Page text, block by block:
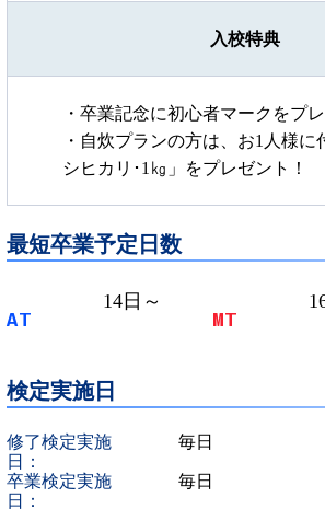
入校特典
・卒業記念に初心者マークをプレ
・自炊プランの方は、お1人様に
シヒカリ･1㎏」をプレゼント！
最短卒業予定日数
AT
14 日～
MT
検定実施日
修了検定実施
日：
毎日
卒業検定実施
日：
毎日